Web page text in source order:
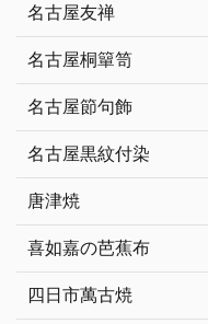
名古屋友禅
名古屋桐簞笥
名古屋節句飾
名古屋黒紋付染
唐津焼
喜如嘉の芭蕉布
四日市萬古焼